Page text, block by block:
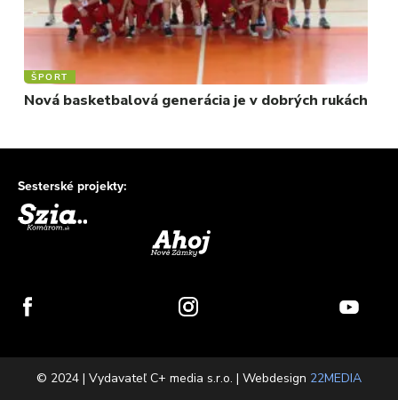
ŠPORT
Nová basketbalová generácia je v dobrých rukách
Sesterské projekty:
© 2024 | Vydavateľ C+ media s.r.o. | Webdesign 22MEDIA